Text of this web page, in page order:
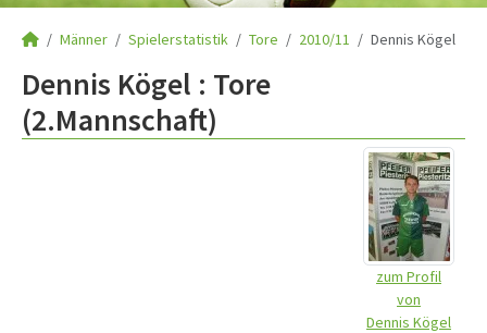
Männer Spielerstatistik Tore 2010/11 Dennis Kögel
Dennis Kögel : Tore
(2.Mannschaft)
zum Profil
von
Dennis Kögel